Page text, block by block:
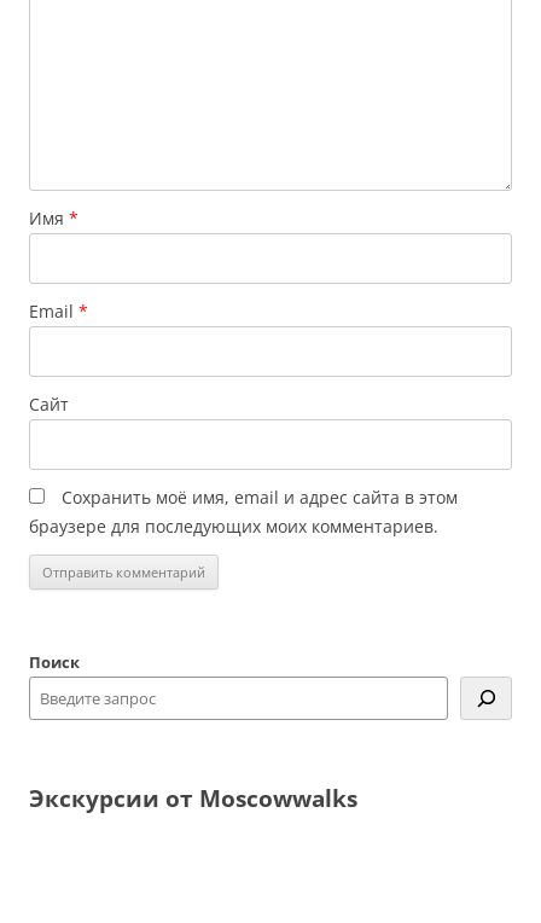
Имя *
Email *
Сайт
Сохранить моё имя, email и адрес сайта в этом
браузере для последующих моих комментариев.
Поиск
Экскурсии от Moscowwalks